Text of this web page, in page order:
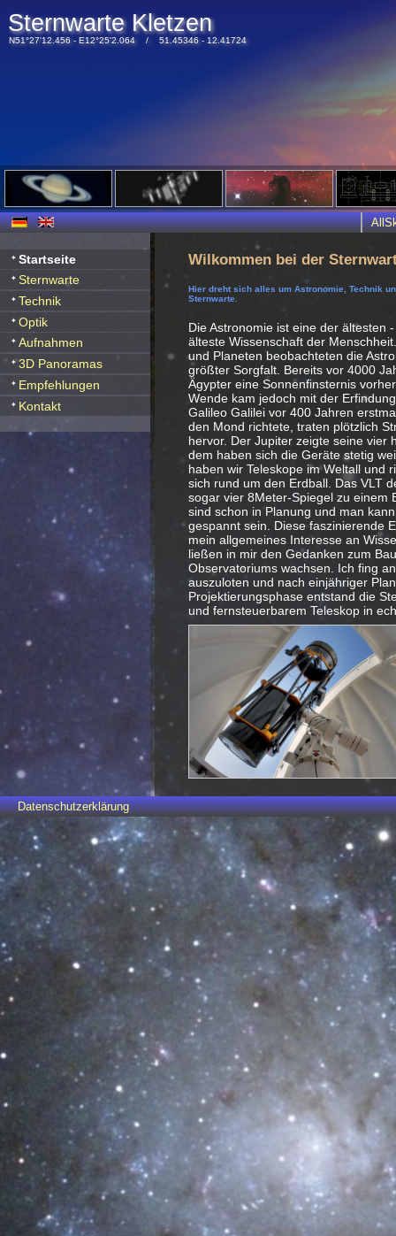
Sternwarte Kletzen
N51°27'12.456 - E12°25'2.064 / 51.45346 - 12.41724
Startseite
Sternwarte
Technik
Optik
Aufnahmen
3D Panoramas
Empfehlungen
Kontakt
Wilkommen bei der
Hier dreht sich alles um Astronomie, Technik
Sternwarte.
Die Astronomie ist eine der ältesten
älteste Wissenschaft der
und Planeten beobachteten die
größter Sorgfalt. Bereits vor 4000
Ägypter eine Sonnenfinsternis
Wende kam jedoch mit der
Galileo Galilei vor 400 Jahren
den Mond richtete, traten plötzlich
hervor. Der Jupiter zeigte seine vier
dem haben sich die Geräte stetig
haben wir Teleskope im Weltall und
sich rund um den Erdball. Das VLT
sogar vier 8Meter-Spiegel zu einem
sind schon in Planung und man
gespannt sein. Diese faszinierende
mein allgemeines Interesse an
ließen in mir den Gedanken zum
Observatoriums wachsen. Ich fing
auszuloten und nach einjähriger
Projektierungsphase entstand die
und fernsteuerbarem Teleskop in
Datenschutzerklärung